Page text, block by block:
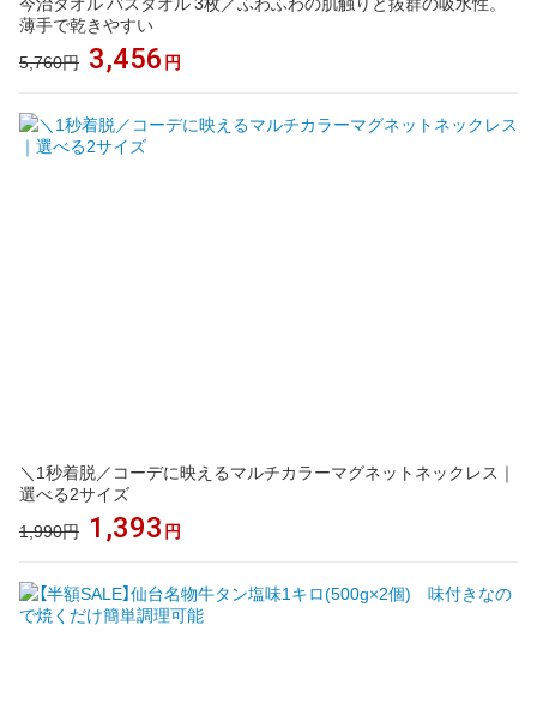
薄手で乾きやすい
5,760円 3,456 円
＼1秒着脱／コーデに映えるマルチカラーマグネットネックレス｜
選べる2サイズ
1,990円 1,393 円